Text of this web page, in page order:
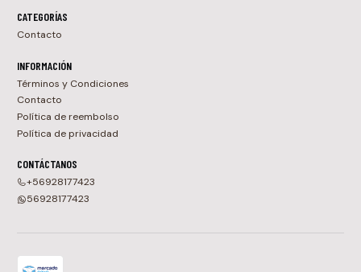
CATEGORÍAS
Contacto
INFORMACIÓN
Términos y Condiciones
Contacto
Política de reembolso
Política de privacidad
CONTÁCTANOS
+56928177423
56928177423